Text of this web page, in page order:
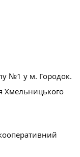
№1 у м. Городок.
Хмельницького